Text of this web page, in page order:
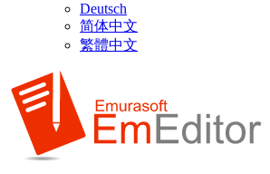
Deutsch
简体中文
繁體中文